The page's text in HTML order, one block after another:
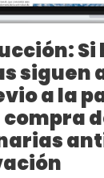
Si
siguen
a la
compra